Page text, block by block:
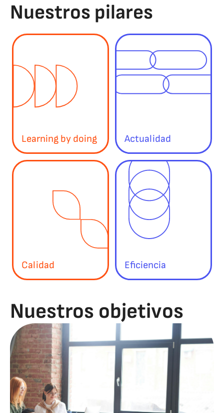
Nuestros pilares
Learning by doing Actualidad
Calidad Eficiencia
Nuestros objetivos